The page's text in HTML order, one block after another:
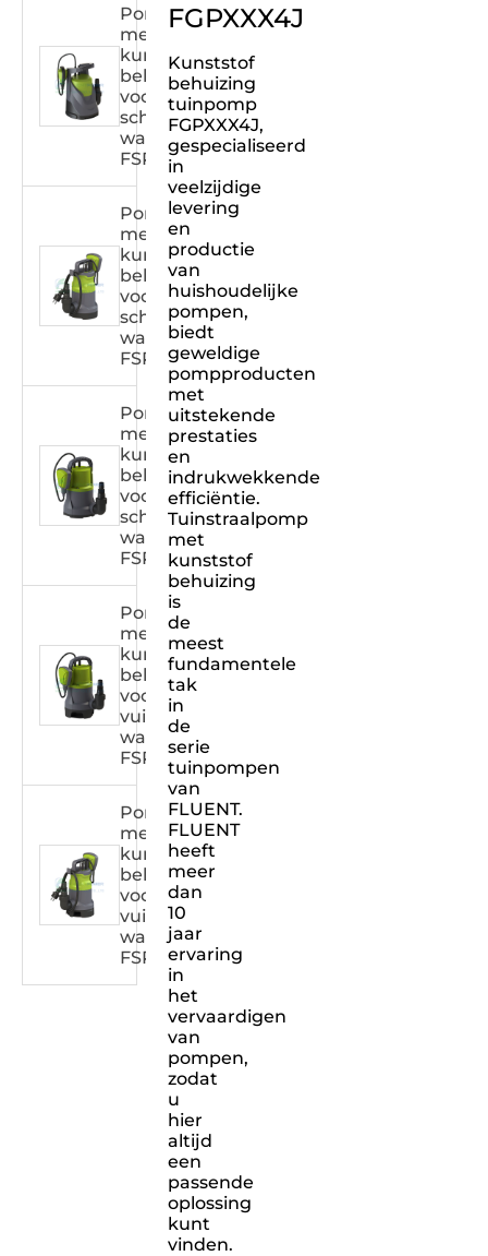
Pomp
met
kunststof
behuizing
voor
schoon
water
FSPXXX33C
Pomp
met
kunststof
behuizing
voor
schoon
water
FSPXXX32C
Pomp
met
kunststof
behuizing
voor
schoon
water
FSPXXX31C
Pomp
met
kunststof
behuizing
voor
vuil
water
FSPXXX31DW
Pomp
met
kunststof
behuizing
voor
vuil
water
FSPXXX32DW
FGPXXX4J
Kunststof
behuizing
tuinpomp
FGPXXX4J,
gespecialiseerd
in
veelzijdige
levering
en
productie
van
huishoudelijke
pompen,
biedt
geweldige
pompproducten
met
uitstekende
prestaties
en
indrukwekkende
efficiëntie.
Tuinstraalpomp
met
kunststof
behuizing
is
de
meest
fundamentele
tak
in
de
serie
tuinpompen
van
FLUENT.
FLUENT
heeft
meer
dan
10
jaar
ervaring
in
het
vervaardigen
van
pompen,
zodat
u
hier
altijd
een
passende
oplossing
kunt
vinden.